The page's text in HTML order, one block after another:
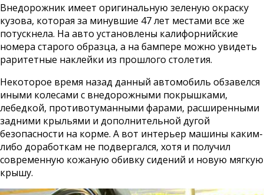
Внедорожник имеет оригинальную зеленую окраску
кузова, которая за минувшие 47 лет местами все же
потускнела. На авто установлены калифорнийские
номера старого образца, а на бампере можно увидеть
раритетные наклейки из прошлого столетия.
Некоторое время назад данный автомобиль обзавелся
иными колесами с внедорожными покрышками,
лебедкой, противотуманными фарами, расширенными
задними крыльями и дополнительной дугой
безопасности на корме. А вот интерьер машины каким-
либо доработкам не подвергался, хотя и получил
современную кожаную обивку сидений и новую мягкую
крышу.